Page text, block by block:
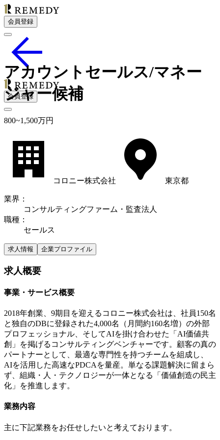
会員登録
会員登録
アカウントセールス/マネー
ジャー候補
800~1,500万円
コロニー株式会社 東京都
業界 ：
コンサルティングファーム・監査法人
職種 ：
セールス
求人情報 企業プロファイル
求人概要
事業・サービス概要
2018年創業、9期目を迎えるコロニー株式会社は、社員150名
と独自のDBに登録された4,000名（月間約160名増）の外部
プロフェッショナル、そしてAIを掛け合わせた「AI価値共
創」を掲げるコンサルティングベンチャーです。顧客の真の
パートナーとして、最適な専門性を持つチームを組成し、
AIを活用した高速なPDCAを量産。単なる課題解決に留まら
ず、組織・人・テクノロジーが一体となる「価値創造の民主
化」を推進します。
業務内容
主に下記業務をお任せしたいと考えております。